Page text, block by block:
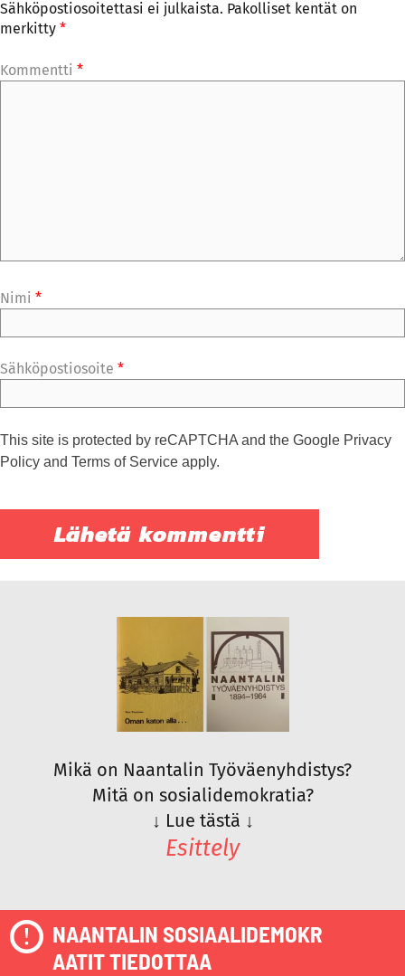
Sähköpostiosoitettasi ei julkaista. Pakolliset kentät on
merkitty *
Kommentti *
Nimi *
Sähköpostiosoite *
This site is protected by reCAPTCHA and the Google Privacy
Policy and Terms of Service apply.
Mikä on Naantalin Työväenyhdistys?
Mitä on sosialidemokratia?
↓ Lue tästä ↓
Esittely
NAANTALIN SOSIAALIDEMOKR
AATIT TIEDOTTAA